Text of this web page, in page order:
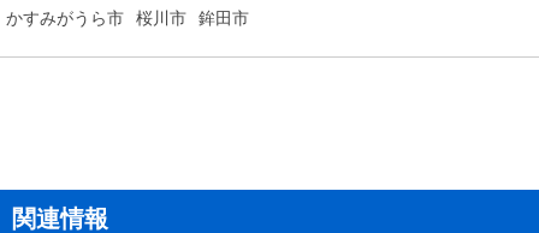
かすみがうら市
桜川市 鉾田市
関連情報